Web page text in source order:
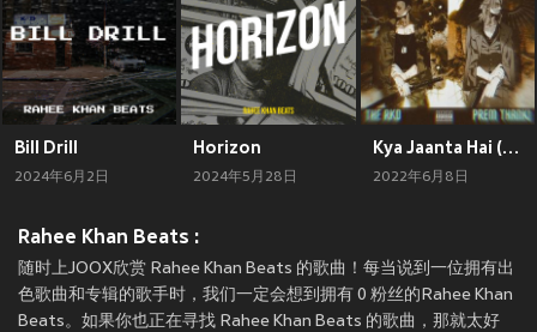
Bill Drill
2024年6月2日
Horizon
2024年5月28日
Kya Jaanta Hai (Explicit)
2022年6月8日
Rahee Khan Beats :
随时上JOOX欣赏 Rahee Khan Beats 的歌曲！每当说到一位拥有出
色歌曲和专辑的歌手时，我们一定会想到拥有 0 粉丝的Rahee Khan
Beats。如果你也正在寻找 Rahee Khan Beats 的歌曲，那就太好